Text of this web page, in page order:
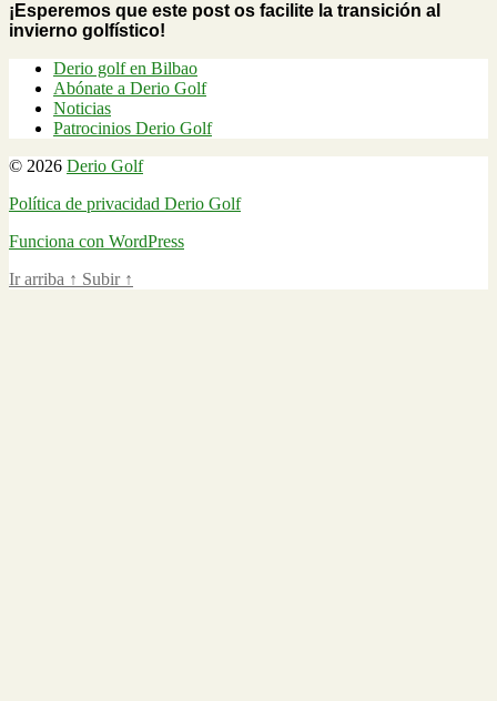
¡Esperemos que este post os facilite la transición al
invierno golfístico!
Derio golf en Bilbao
Abónate a Derio Golf
Noticias
Patrocinios Derio Golf
© 2026 Derio Golf
Política de privacidad Derio Golf
Funciona con WordPress
Ir arriba ↑ Subir ↑